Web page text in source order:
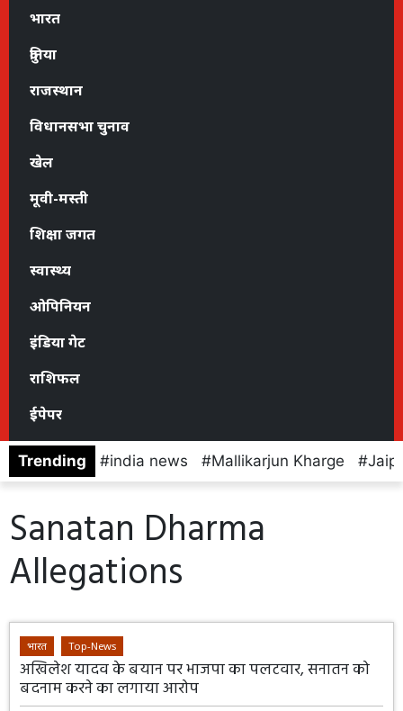
भारत
दुनिया
राजस्थान
विधानसभा चुनाव
खेल
मूवी-मस्ती
शिक्षा जगत
स्वास्थ्य
ओपिनियन
इंडिया गेट
राशिफल
ईपेपर
Trending india news Mallikarjun Kharge
Sanatan Dharma
Allegations
भारत Top-News
अखिलेश यादव के बयान पर भाजपा का पलटवार, सनातन को
बदनाम करने का लगाया आरोप